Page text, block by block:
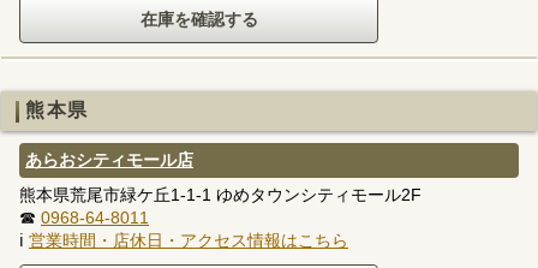
熊本県
あらおシティモール店
熊本県荒尾市緑ケ丘1-1-1 ゆめタウンシティモール2F
☎ 0968-64-8011
ℹ 営業時間・店休日・アクセス情報はこちら